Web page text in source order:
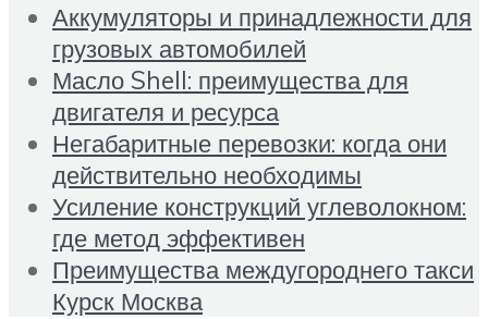
Аккумуляторы и принадлежности для
грузовых автомобилей
Масло Shell: преимущества для
двигателя и ресурса
Негабаритные перевозки: когда они
действительно необходимы
Усиление конструкций углеволокном:
где метод эффективен
Преимущества междугороднего такси
Курск Москва